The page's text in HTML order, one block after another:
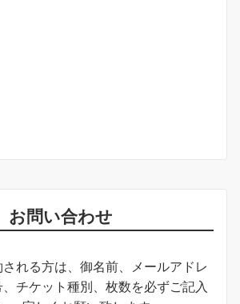
お問い合わせ
れる方は、御名前、メールアドレ
チケット種別、枚数を必ずご記入